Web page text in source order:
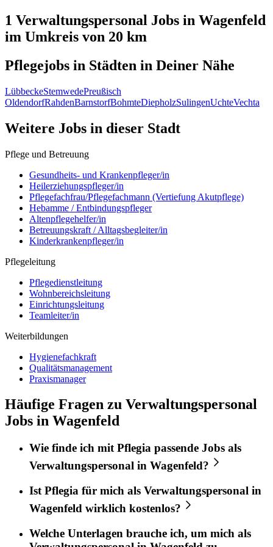
1 Verwaltungspersonal Jobs in Wagenfeld
im Umkreis von 20 km
Pflegejobs in Städten in Deiner Nähe
LübbeckeStemwedePreußisch
OldendorfRahdenBarnstorfBohmteDiepholzSulingenUchteVechta
Weitere Jobs in dieser Stadt
Pflege und Betreuung
Gesundheits- und Krankenpfleger/in
Heilerziehungspfleger/in
Pflegefachfrau/Pflegefachmann (Vertiefung Akutpflege)
Hebamme / Entbindungspfleger
Altenpflegehelfer/in
Betreuungskraft / Alltagsbegleiter/in
Kinderkrankenpfleger/in
Pflegeleitung
Pflegedienstleitung
Wohnbereichsleitung
Einrichtungsleitung
Teamleiter/in
Weiterbildungen
Hygienefachkraft
Qualitätsmanagement
Praxismanager
Häufige Fragen zu Verwaltungspersonal
Jobs in Wagenfeld
Wie finde ich mitPflegia passende Jobs als
Verwaltungspersonal in Wagenfeld?
Ist Pflegia für mich als Verwaltungspersonal in
Wagenfeld wirklich kostenlos?
Welche Unterlagen brauche ich, um mich als